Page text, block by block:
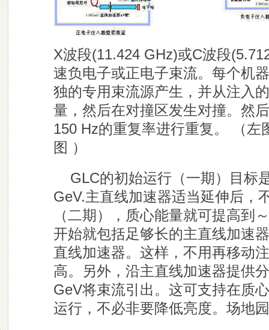
X波段(11.424 GHz)或C波段
速负电子或正电子束流。每个机
独的专用束流源产生，并从注入
量，然后在对撞区发生对撞。然
150 Hz的重复率进行重复。 （左
图 ）
GLC的初始运行（一期）目标
GeV.主直线加速器适当延伸后，
（二期），质心能量就可提高到
开始就包括足够长的主直线加速
直线加速器。这样，不用再移动
高。另外，沿主直线加速器提供
GeV将束流引出。这可支持在质
运行，不必非要降低亮度。场地